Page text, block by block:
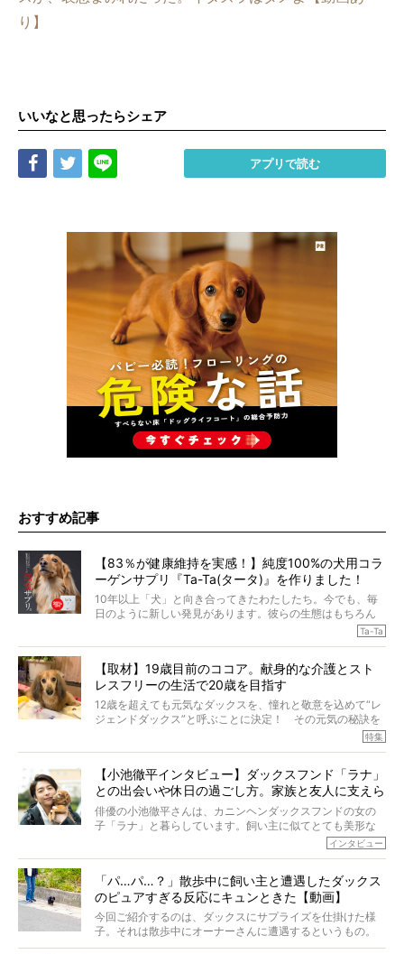
り】
いいなと思ったらシェア
Share Tweet アプリで読む
おすすめ記事
【83％が健康維持を実感！】純度100%の犬用コラ
ーゲンサプリ『Ta-Ta(タータ)』を作りました！
10年以上「犬」と向き合ってきたわたしたち。今でも、毎
日のように新しい発見があります。彼らの生態はもちろん
のこと、「食事」に関することも同じです。昔の犬は25年
代の犬の食事は“ある重要な栄養”が不足しがちになっている
というのです。
それを効率よくおぎなってくれるのが、コラーゲン！ そ
こでわたしたちは、純度100%の犬用コラーゲンサプリ
『Ta-Ta(タータ)』を作りました！
愛犬家の83％が「健康維持を実感した」と評判のTa-Ta(タ
か届きますように。
Ta-Ta
【取材】19歳目前のココア。献身的な介護とスト
レスフリーの生活で20歳を目指す
12歳を超えても元気なダックスを、憧れと敬意を込めて“レ
ジェンドダックス”と呼ぶことに決定！ その元気の秘訣を
オーナーさんに伺うのが、特集『レジェンドダックスの肖
く」というオーナーさんのポリシーのもと、甘やかさずに
育てられ、18歳になるまで定期検査すらしたことがなかっ
たというココアくん。果たしてその長生きの秘訣とは。
特集
【小池徹平インタビュー】ダックスフンド「ラナ」
との出会いや休日の過ごし方。家族と友人に支えら
れてー
俳優の小池徹平さんは、カニンヘンダックスフンドの女の
子「ラナ」と暮らしています。飼い主に似てとても美形な
ラナは、現在８才。小池さんのインスタグラムでは、ラナ
ケメンから愛されているラナは、去年の誕生日に小池さん
からプレゼントしてもらったハーネスをつけて撮影に参加
してくれました。
インタビュー
「パ…パ…？」散歩中に飼い主と遭遇したダックス
のピュアすぎる反応にキュンときた【動画】
今回ご紹介するのは、ダックスにサプライズを仕掛けた様
子。それは散歩中にオーナーさんに遭遇するというもの。
戸惑って歩きを止めたり、すぐに気付いて追いかけたり、